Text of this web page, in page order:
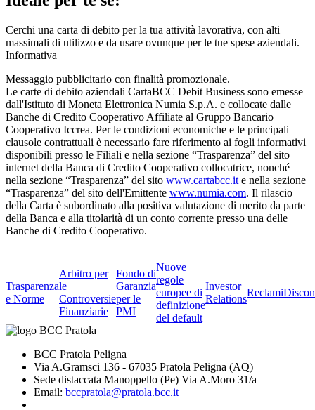
Cerchi una carta di debito per la tua attività lavorativa, con alti
massimali di utilizzo e da usare ovunque per le tue spese aziendali.
Informativa
Messaggio pubblicitario con finalità promozionale.
Le carte di debito aziendali CartaBCC Debit Business sono emesse
dall'Istituto di Moneta Elettronica Numia S.p.A. e collocate dalle
Banche di Credito Cooperativo Affiliate al Gruppo Bancario
Cooperativo Iccrea. Per le condizioni economiche e le principali
clausole contrattuali è necessario fare riferimento ai fogli informativi
disponibili presso le Filiali e nella sezione “Trasparenza” del sito
internet della Banca di Credito Cooperativo collocatrice, nonché
nella sezione “Trasparenza” del sito www.cartabcc.it e nella sezione
“Trasparenza” del sito dell'Emittente www.numia.com. Il rilascio
della Carta è subordinato alla positiva valutazione di merito da parte
della Banca e alla titolarità di un conto corrente presso una delle
Banche di Credito Cooperativo.
Trasparenza
e Norme
Arbitro per
le
Controversie
Finanziarie
Fondo di
Garanzia
per le
PMI
Nuove
regole
europee di
definizione
del default
Investor
Relations
Reclami
BCC Pratola Peligna
Via A.Gramsci 136 - 67035 Pratola Peligna (AQ)
Sede distaccata Manoppello (Pe) Via A.Moro 31/a
Email: bccpratola@pratola.bcc.it